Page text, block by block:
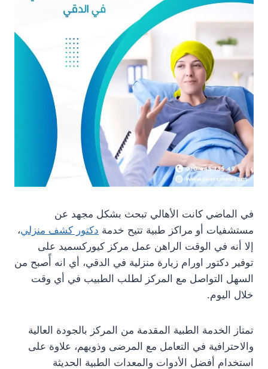
في الماضي كانت الأهالي تبحث بشكل مجهد عن
مستشفيات أو مراكز طبية تتيح خدمة دكتور كشف منزلي،
إلا أنه في الوقت الراهن عمل مركز كيوركسميد على
توفير دكتور اورام زيارة منزلية في الدقي، أي انه أًصبح من
السهل التواصل مع المركز لطلب الطبيب في أي وقت
خلال اليوم.
تمتاز الخدمة الطبية المقدمة من المركز بالجودة العالية
والاحترافية في التعامل مع المرضى وذويهم، علاوة على
استخدام أفضل الأدوات والمعدات الطبية الحديثة